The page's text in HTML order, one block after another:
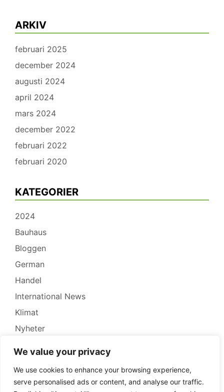
We value your privacy
We use cookies to enhance your browsing experience,
serve personalised ads or content, and analyse our traffic.
ARKIV
februari 2025
december 2024
augusti 2024
april 2024
mars 2024
december 2022
februari 2022
februari 2020
KATEGORIER
2024
Bauhaus
Bloggen
German
Handel
International News
Klimat
Nyheter
Recensioner
Redovisning